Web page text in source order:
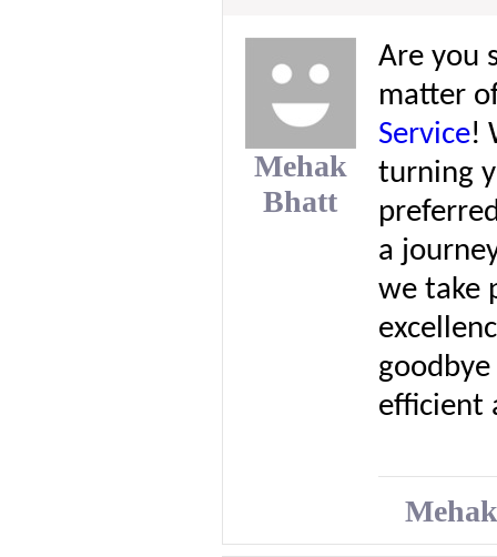
Mehak
Bhatt
Are you
matter
Service!
turning
a
we take
efficient